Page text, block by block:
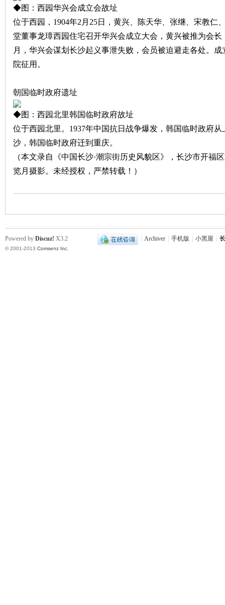
|
◆图：西园华兴会成立会故址
位于西园， 1904年2 月 25日
，黄兴、陈天华、张继、宋教仁
堂董事龙璋西园住宅召开华兴会成立大会，黄兴被推为会
月，华兴会谋划长沙起义事泄失败，会员被迫避走各处。成
院征用。
朝国临时政府遗址
◆图：西园北里韩国临时政府故址
位于西园北里。 1937年中国抗日战争爆发，韩国临时政府从
沙，韩国临时政府迁到重庆。
（本文录自《中国长沙·潮宗街历史风貌区》，长沙市开福
览月摄影。未经授权，严禁转载！）
Archiver 手机版 小黑屋
Powered by Discuz! X3.2
© 2001-2013 Comsenz Inc.